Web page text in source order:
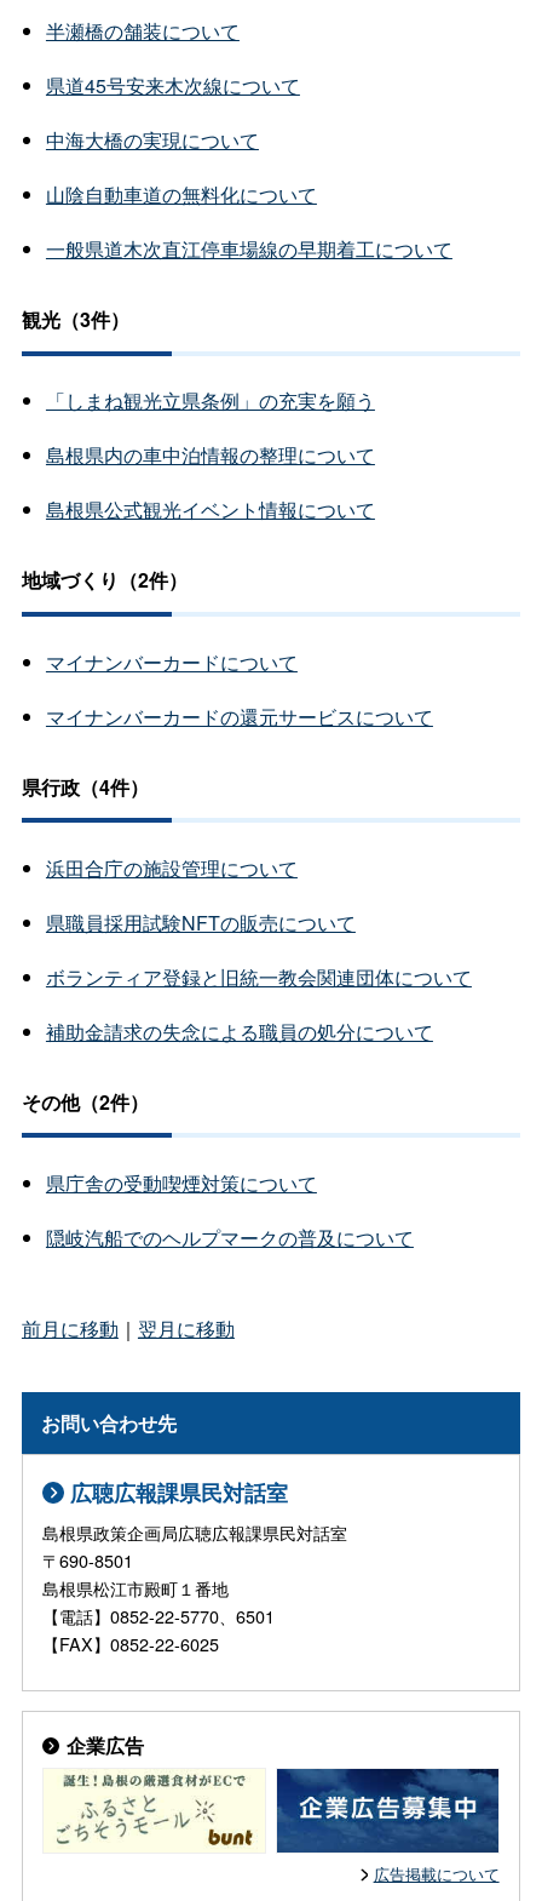
半瀬橋の舗装について
県道45号安来木次線について
中海大橋の実現について
山陰自動車道の無料化について
一般県道木次直江停車場線の早期着工について
観光（3件）
「しまね観光立県条例」の充実を願う
島根県内の車中泊情報の整理について
島根県公式観光イベント情報について
地域づくり（2件）
マイナンバーカードについて
マイナンバーカードの還元サービスについて
県行政（4件）
浜田合庁の施設管理について
県職員採用試験NFTの販売について
ボランティア登録と旧統一教会関連団体について
補助金請求の失念による職員の処分について
その他（2件）
県庁舎の受動喫煙対策について
隠岐汽船でのヘルプマークの普及について
前月に移動 ｜ 翌月に移動
お問い合わせ先
広聴広報課県民対話室
島根県政策企画局広聴広報課県民対話室
〒690-8501
島根県松江市殿町１番地
【電話】0852-22-5770、6501
【FAX】0852-22-6025
企業広告
広告掲載について